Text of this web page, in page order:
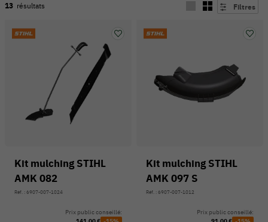
V
13 résultats Filtres
Kit mulching STIHL
AMK 082
Réf. : 6907-007-1024
Prix public conseillé:
Kit mulching STIHL
AMK 097 S
Réf. : 6907-007-1012
Prix public conseillé: